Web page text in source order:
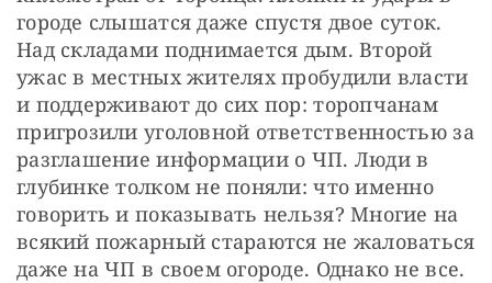
городе слышатся даже спустя двое суток.
Над складами поднимается дым. Второй
ужас в местных жителях пробудили власти
и поддерживают до сих пор: торопчанам
пригрозили уголовной ответственностью за
разглашение информации о ЧП. Люди в
глубинке толком не поняли: что именно
говорить и показывать нельзя? Многие на
всякий пожарный стараются не жаловаться
даже на ЧП в своем огороде. Однако не все.